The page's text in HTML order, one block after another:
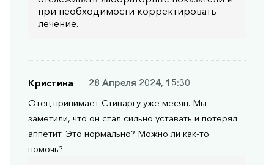
при необходимости корректировать
лечение.
Кристина
28 Апреля 2024, 15:30
Отец принимает Стиваргу уже месяц. Мы
заметили, что он стал сильно уставать и потерял
аппетит. Это нормально? Можно ли как-то
помочь?